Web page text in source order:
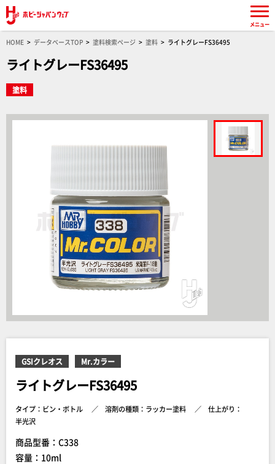
HOME データベースTOP 塗料検索ページ 塗料 ライトグレーFS36495
ライトグレーFS36495
塗料
GSIクレオス Mr.カラー
ライトグレーFS36495
タイプ：ビン・ボトル 溶剤の種類：ラッカー塗料
仕上がり：
半光沢
商品型番：C338
容量：10ml
メニュー